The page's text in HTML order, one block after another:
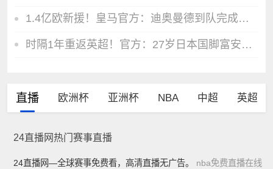
1.4亿欧新援！皇马官方：迪奥曼德到队完成体检
时隔1年重返英超！官方：27岁日本国脚富安健洋免签加盟水晶宫
直播 欧洲杯 亚洲杯 NBA 中超 英超
24直播网热门赛事直播
24直播网—全球赛事免费看，高清直播无广告。 nba免费直播在线